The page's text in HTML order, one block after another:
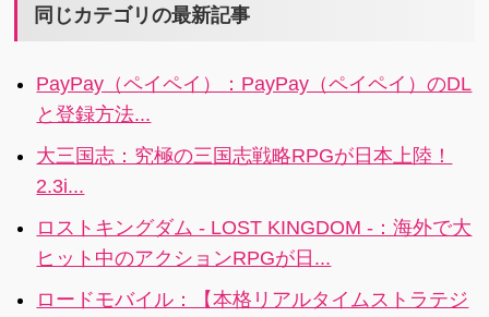
にできるアプ
があります。
ベットのフォ
のできるアプ
リ。文字だけ
でなく文字を
飾るための
ントも多数用
意されていま
す。
きるアプリで
富さと操作の
シンプルさか
のアプリの中
でも秀逸で
す。
同じカテゴリの最新記事
PayPay（ペイペイ）：PayPay（ペイペイ）のDL
と登録方法...
大三国志：究極の三国志戦略RPGが日本上陸！
2.3i...
ロストキングダム - LOST KINGDOM -：海外で大
ヒット中のアクションRPGが日...
ロードモバイル：【本格リアルタイムストラテジ